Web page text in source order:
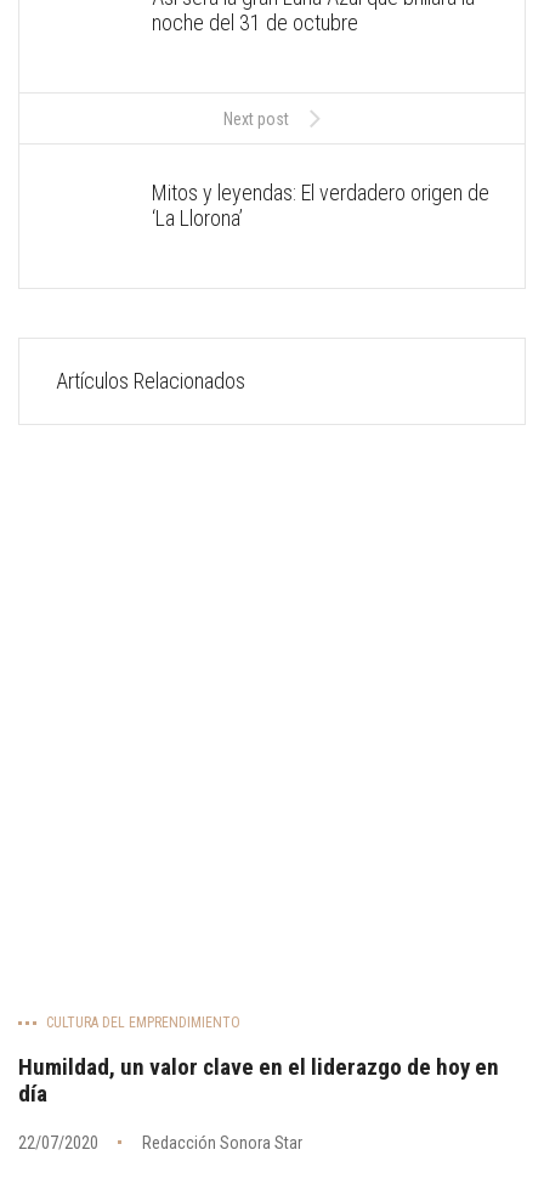
noche del 31 de octubre
Next post
Mitos y leyendas: El verdadero origen de
‘La Llorona’
Artículos Relacionados
CULTURA DEL EMPRENDIMIENTO
Humildad, un valor clave en el liderazgo de hoy en
día
22/07/2020 Redacción Sonora Star